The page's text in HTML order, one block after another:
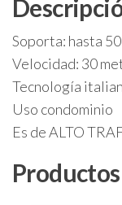
500kg
Condominio
cantidad
Soporta: hasta
Velocidad: 30
Tecnología
Uso condominio
Es de ALTO